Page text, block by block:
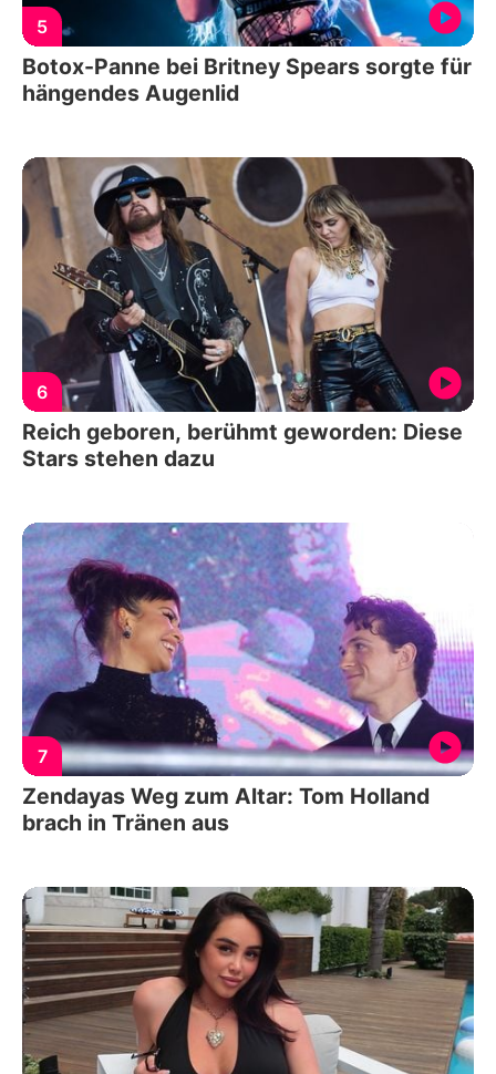
5
Botox-Panne bei Britney Spears sorgte für
hängendes Augenlid
6
Reich geboren, berühmt geworden: Diese
Stars stehen dazu
7
Zendayas Weg zum Altar: Tom Holland
brach in Tränen aus